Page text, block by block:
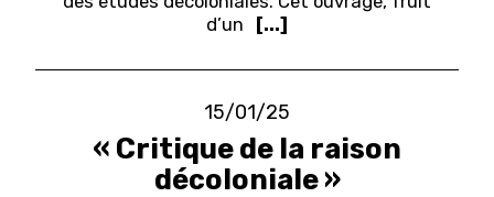
d’un
[...]
15/01/25
« Critique de la raison
décoloniale »